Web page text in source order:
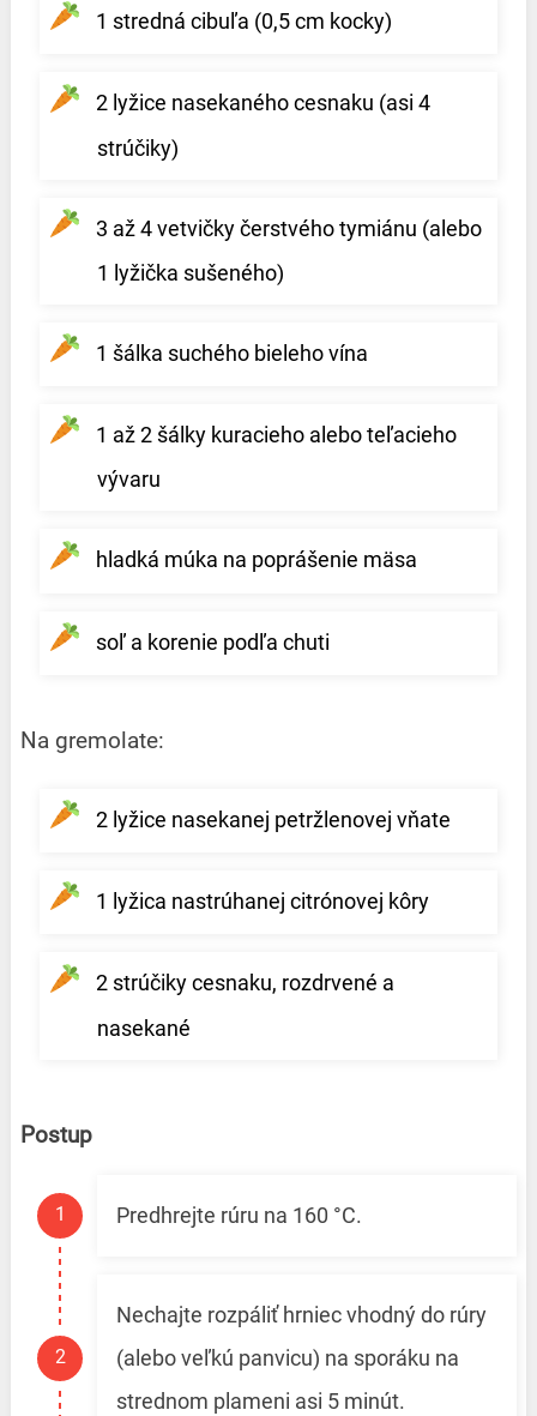
1 stredná cibuľa (0,5 cm kocky)
2 lyžice nasekaného cesnaku (asi 4
strúčiky)
3 až 4 vetvičky čerstvého tymiánu (alebo
1 lyžička sušeného)
1 šálka suchého bieleho vína
1 až 2 šálky kuracieho alebo teľacieho
vývaru
hladká múka na poprášenie mäsa
soľ a korenie podľa chuti
Na gremolate:
2 lyžice nasekanej petržlenovej vňate
1 lyžica nastrúhanej citrónovej kôry
2 strúčiky cesnaku, rozdrvené a
nasekané
Postup
Predhrejte rúru na 160 °C.
Nechajte rozpáliť hrniec vhodný do rúry
(alebo veľkú panvicu) na sporáku na
strednom plameni asi 5 minút.